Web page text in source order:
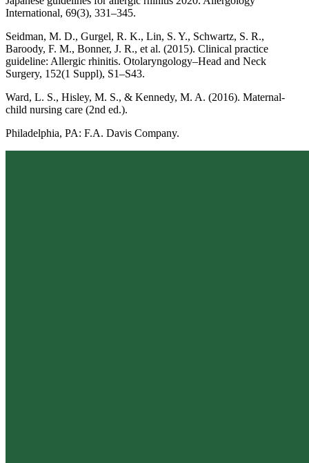
International, 69(3), 331–345.
Seidman, M. D., Gurgel, R. K., Lin, S. Y., Schwartz, S. R.,
Baroody, F. M., Bonner, J. R., et al. (2015). Clinical practice
guideline: Allergic rhinitis. Otolaryngology–Head and Neck
Surgery, 152(1 Suppl), S1–S43.
Ward, L. S., Hisley, M. S., & Kennedy, M. A. (2016). Maternal-
child nursing care (2nd ed.).
Philadelphia, PA: F.A. Davis Company.